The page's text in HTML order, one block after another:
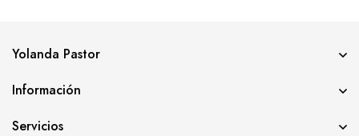
Yolanda Pastor
Información
Servicios